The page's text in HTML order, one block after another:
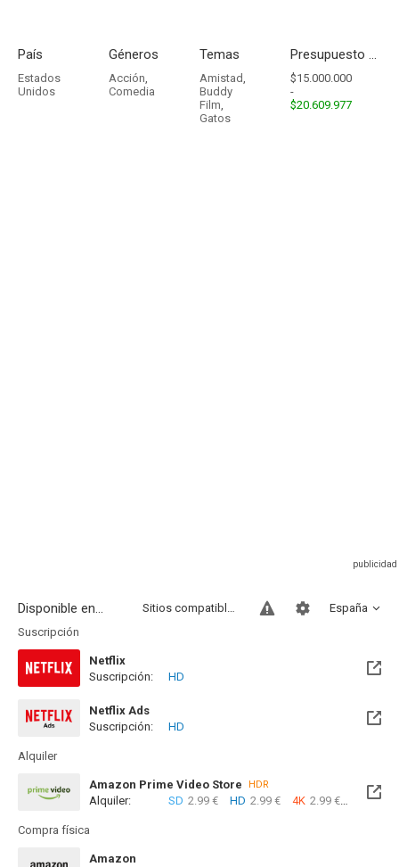
País
Estados
Unidos
Géneros
Acción,
Comedia
Temas
Amistad,
Buddy
Film,
Gatos
Presupuesto - Ingresos
$15.000.000
-
$20.609.977
Disponible en... España
Sitios compatibles
Suscripción
Netflix
Suscripción:
HD
Netflix Ads
Suscripción:
HD
Alquiler
Amazon Prime Video Store HDR
Alquiler: SD 2.99 € HD 2.99 € 4K 2.99 €
Compra física
Amazon